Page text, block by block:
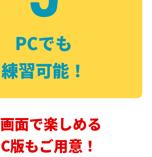
PCでも
練習可能！
面で楽しめる
版もご用意！